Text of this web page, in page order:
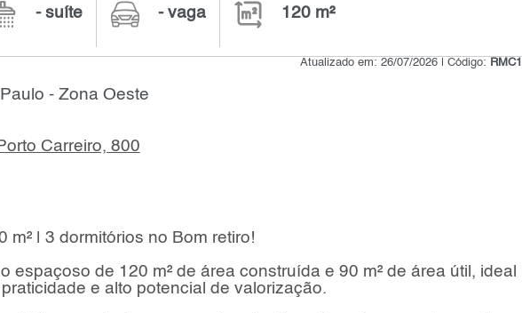
- suíte - vaga 120 m²
Atualizado em: 26/07/2026 | Código:
- Zona Oeste
Carreiro, 800
m² | 3 dormitórios no Bom retiro!
espaçoso de 120 m² de área construída e 90 m² de área útil, ideal
e alto potencial de valorização.